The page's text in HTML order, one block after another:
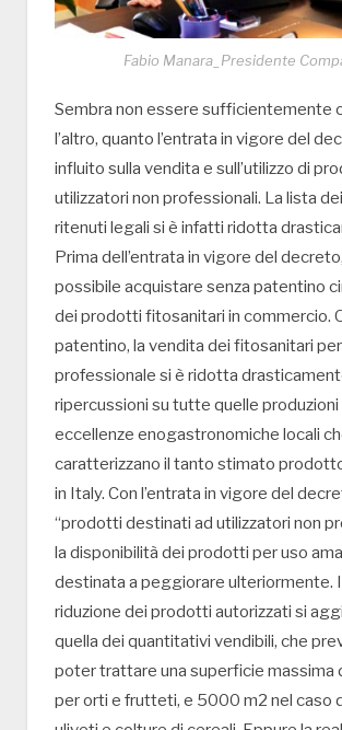
Fabio Manara_Presidente
Sembra non essere sufficientemente
l’altro, quanto l’entrata in vigore del
influito sulla vendita e sull’utilizzo di
utilizzatori non professionali. La lista
ritenuti legali si è infatti ridotta
Prima dell’entrata in vigore del
possibile acquistare senza patentino
dei prodotti fitosanitari in commercio.
patentino, la vendita dei fitosanitari
professionale si è ridotta
ripercussioni su tutte quelle produzioni
eccellenze enogastronomiche locali
caratterizzano il tanto stimato
in Italy. Con l’entrata in vigore del
“prodotti destinati ad utilizzatori non
la disponibilità dei prodotti per uso
destinata a peggiorare ulteriormente.
riduzione dei prodotti autorizzati si
quella dei quantitativi vendibili, che
poter trattare una superficie massima
per orti e frutteti, e 5000 m2 nel caso